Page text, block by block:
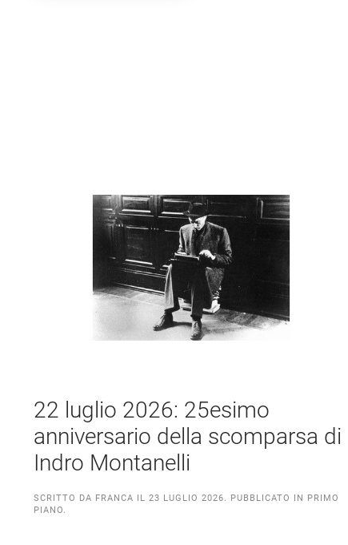
22 luglio 2026: 25esimo
anniversario della scomparsa di
Indro Montanelli
SCRITTO DA FRANCA IL 23 LUGLIO 2026. PUBBLICATO IN
PRIMO
PIANO.